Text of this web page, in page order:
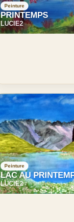
Peinture
PRINTEMPS
LUCIE2
Peinture
LAC AU
LUCIE2